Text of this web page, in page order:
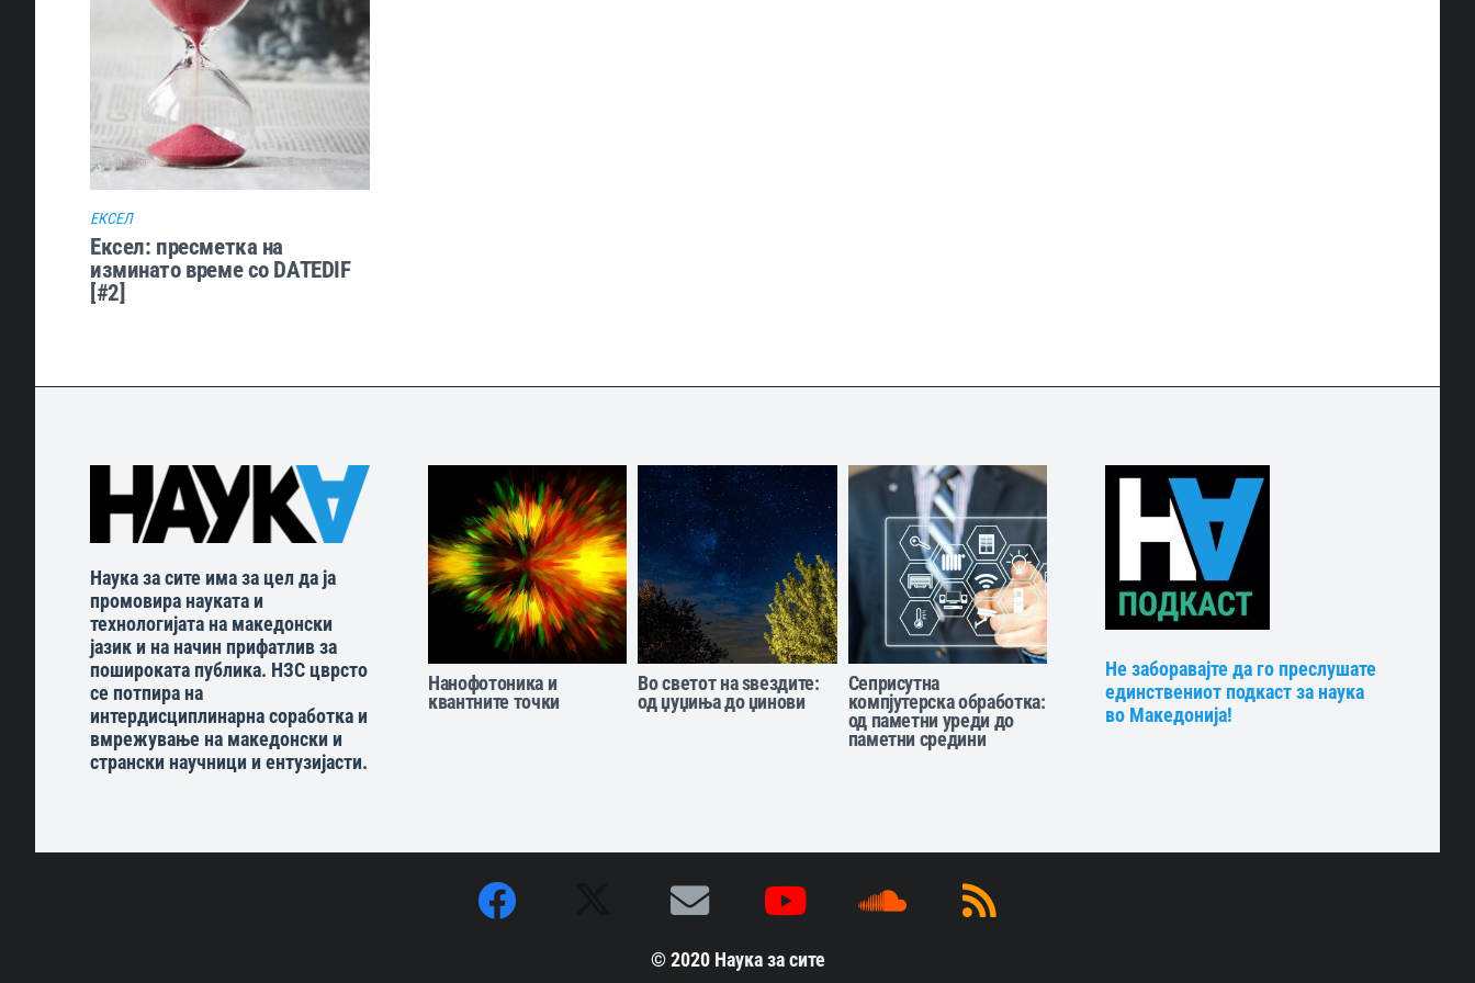
ЕКСЕЛ
Ексел: пресметка на
изминато време со DATEDIF
[#2]
Наука за сите има за цел да ја
промовира науката и
технологијата на македонски
јазик и на начин прифатлив за
пошироката публика. НЗС цврсто
се потпира на
интердисциплинарна соработка и
вмрежување на македонски и
странски научници и ентузијасти.
Нанофотоника и
квантните точки
Во светот на ѕвездите:
од џуџиња до џинови
Сеприсутна
компјутерска обработка:
од паметни уреди до
паметни средини
Не заборавајте да го преслушате
единствениот подкаст за наука
во Македонија!
© 2020 Наука за сите